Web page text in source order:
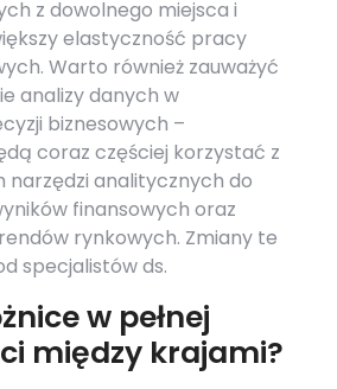
z dowolnego miejsca i
elastyczność pracy
Warto również zauważyć
analizy danych w
biznesowych –
coraz częściej korzystać z
narzędzi analitycznych do
finansowych oraz
rynkowych. Zmiany te
specjalistów ds.
w pełnej
między krajami?